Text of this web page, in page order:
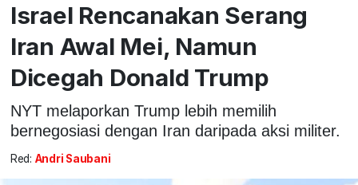
Israel Rencanakan Serang
Iran Awal Mei, Namun
Dicegah Donald Trump
NYT melaporkan Trump lebih memilih
bernegosiasi dengan Iran daripada aksi militer.
Red: Andri Saubani